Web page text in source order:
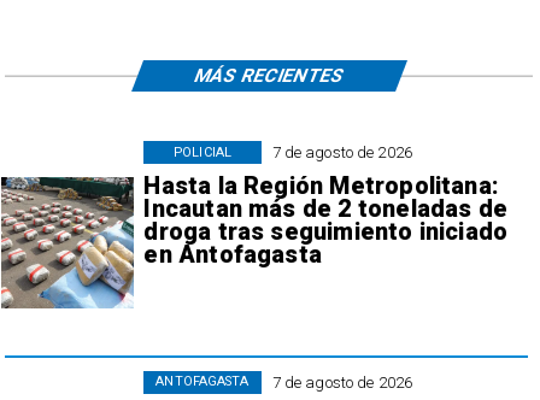
7 de agosto de 2026
Hasta la Región Metropolitana:
Incautan más de 2 toneladas de
droga tras seguimiento iniciado
en Antofagasta
POLICIAL
7 de agosto de 2026
ANTOFAGASTA
MÁS RECIENTES